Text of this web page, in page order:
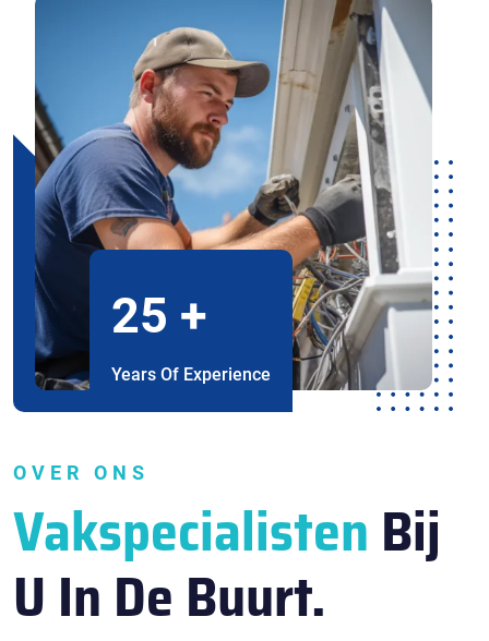
25 +
Years Of Experience
OVER ONS
Vakspecialisten Bij
U In De Buurt.